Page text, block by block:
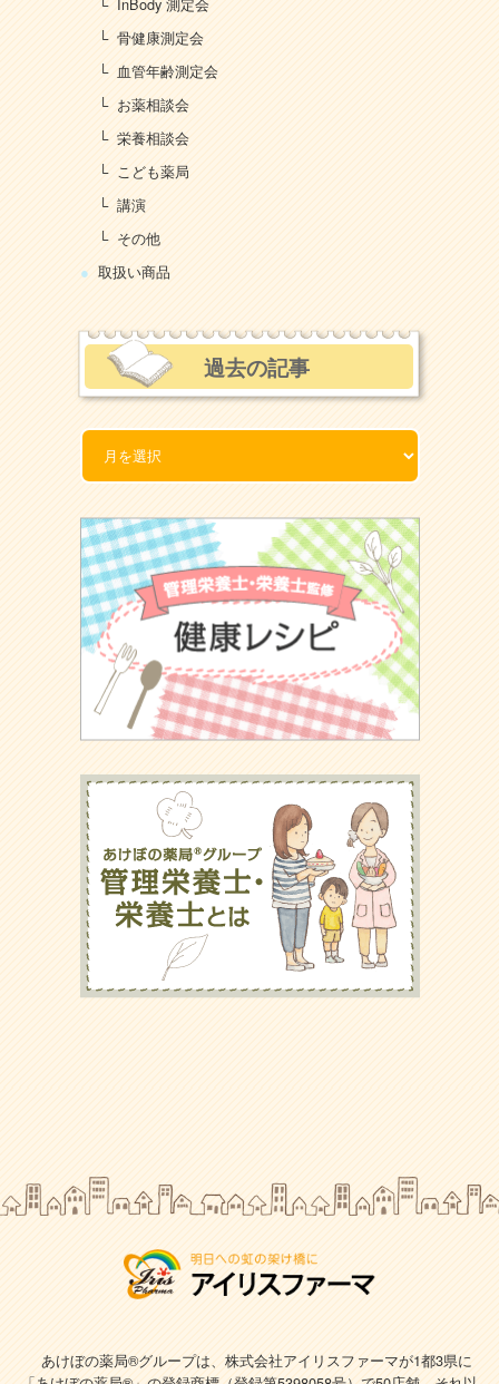
骨健康測定会
血管年齢測定会
お薬相談会
栄養相談会
こども薬局
講演
その他
取扱い商品
過去の記事
あけぼの薬局®グループは、株式会社アイリスファーマが1都3県に